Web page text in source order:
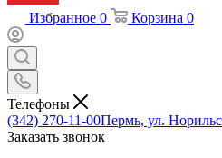
Избранное 0 Корзина 0
Телефоны
(342) 270-11-00Пермь, ул.
Заказать звонок